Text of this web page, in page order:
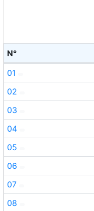
N°
01
02
03
04
05
06
07
08